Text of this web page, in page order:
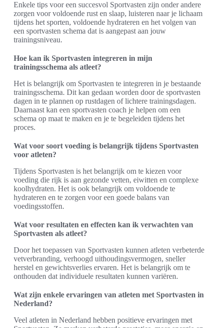
Enkele tips voor een succesvol Sportvasten zijn onder andere
zorgen voor voldoende rust en slaap, luisteren naar je lichaam
tijdens het sporten, voldoende hydrateren en het volgen van
een sportvasten schema dat is aangepast aan jouw
trainingsniveau.
Hoe kan ik Sportvasten integreren in mijn
trainingsschema als atleet?
Het is belangrijk om Sportvasten te integreren in je bestaande
trainingsschema. Dit kan gedaan worden door de sportvasten
dagen in te plannen op rustdagen of lichtere trainingsdagen.
Daarnaast kan een sportvasten coach je helpen om een
schema op maat te maken en je te begeleiden tijdens het
proces.
Wat voor soort voeding is belangrijk tijdens Sportvasten
voor atleten?
Tijdens Sportvasten is het belangrijk om te kiezen voor
voeding die rijk is aan gezonde vetten, eiwitten en complexe
koolhydraten. Het is ook belangrijk om voldoende te
hydrateren en te zorgen voor een goede balans van
voedingsstoffen.
Wat voor resultaten en effecten kan ik verwachten van
Sportvasten als atleet?
Door het toepassen van Sportvasten kunnen atleten verbeterde
vetverbranding, verhoogd uithoudingsvermogen, sneller
herstel en gewichtsverlies ervaren. Het is belangrijk om te
onthouden dat individuele resultaten kunnen variëren.
Wat zijn enkele ervaringen van atleten met Sportvasten in
Nederland?
Veel atleten in Nederland hebben positieve ervaringen met